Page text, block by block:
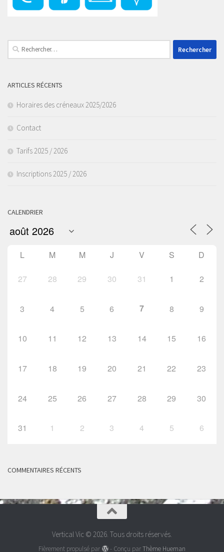
Rechercher :
ARTICLES RÉCENTS
Horaires des créneaux 2025/2026
Contact
Tarifs 2025 / 2026
Inscriptions 2025 / 2026
CALENDRIER
L M M J V S D
27 28 29 30 31 1 2
3 4 5 6 7 8 9
10 11 12 13 14 15 16
17 18 19 20 21 22 23
24 25 26 27 28 29 30
31 1 2 3 4 5 6
COMMENTAIRES RÉCENTS
Vertical Vic © 2026. Tous droits réservés.
Fièrement propulsé par - Conçu parThème Hueman